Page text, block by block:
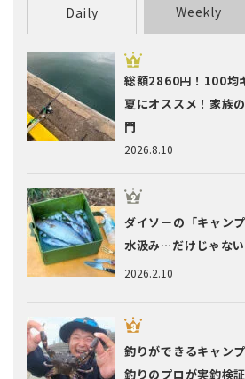
Daily Weekly
2026.8.10
総額2860円！100均
夏にオススメ！家族
門
2026.2.10
ダイソーの「キャン
水汲み…だけじゃな
釣りができるキャン
釣りのプロが実釣検